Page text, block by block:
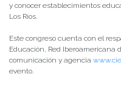
y conocer establecimientos
Los Ríos.
Este congreso cuenta con el
Educación, Red Iberoamericana
comunicación y agencia
evento.